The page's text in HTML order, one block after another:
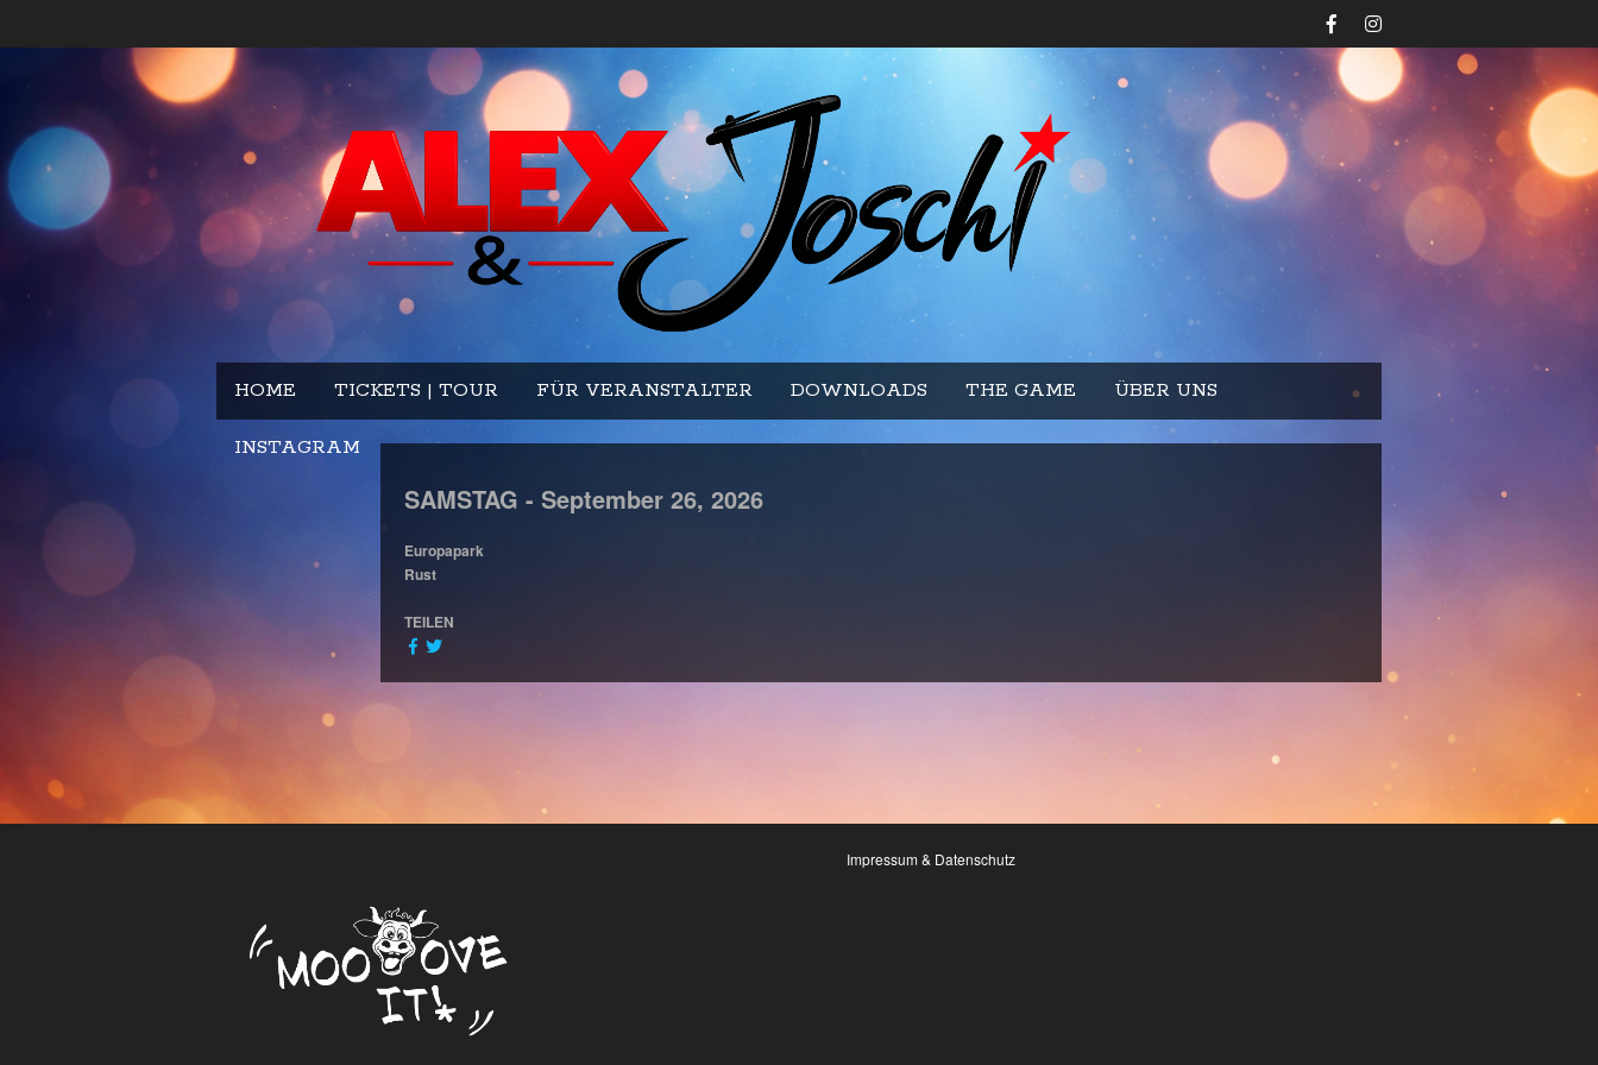
HOME TICKETS | TOUR FÜR VERANSTALTER DOWNLOADS THE GAME ÜBER UNS
INSTAGRAM
SAMSTAG - September 26, 2026
Europapark
Rust
TEILEN
Impressum & Datenschutz